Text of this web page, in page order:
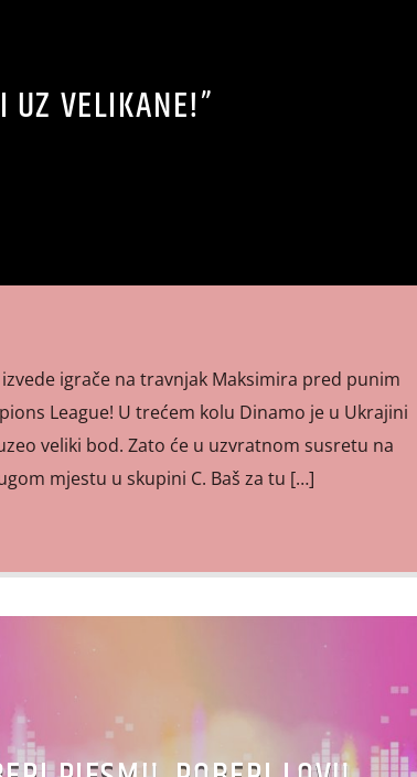
UZ VELIKANE!”
igrače na travnjak Maksimira pred punim
League! U trećem kolu Dinamo je u Ukrajini
veliki bod. Zato će u uzvratnom susretu na
mjestu u skupini C. Baš za tu […]